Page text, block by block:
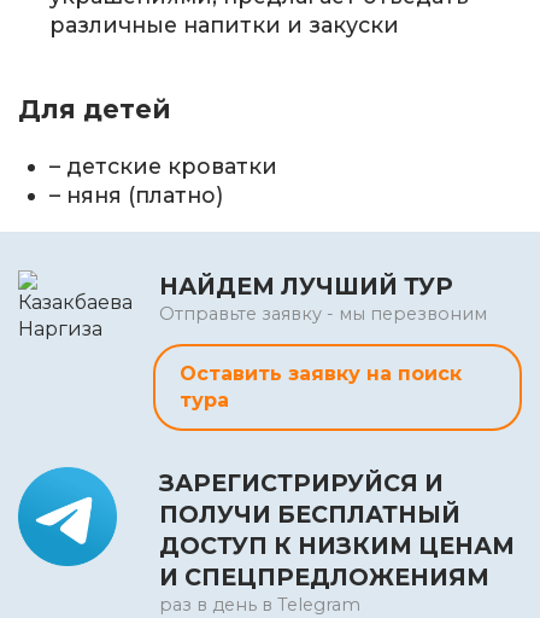
различные напитки и закуски
Для детей
– детские кроватки
– няня (платно)
НАЙДЕМ ЛУЧШИЙ ТУР
Отправьте заявку - мы перезвоним
Оставить заявку на поиск
тура
ЗАРЕГИСТРИРУЙСЯ И
ПОЛУЧИ БЕСПЛАТНЫЙ
ДОСТУП К НИЗКИМ ЦЕНАМ
И СПЕЦПРЕДЛОЖЕНИЯМ
раз в день в Telegram